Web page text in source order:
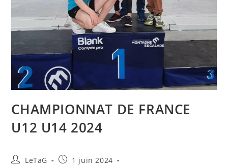
CHAMPIONNAT DE FRANCE
U12 U14 2024
LeTaG
1 juin 2024